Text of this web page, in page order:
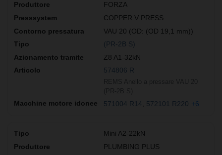
FORZA
COPPER V PRESS
VAU 20 (OD: (OD 19,1 mm))
(PR-2B S)
Z8 A1-32kN
574806 R
571004 R14 572101 R220 +6
Mini A2-22kN
PLUMBING PLUS